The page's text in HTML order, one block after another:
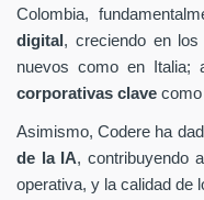
Colombia,
digital , creciendo en
nuevos como en Italia;
corporativas clave como
Asimismo, Codere ha
de la IA, contribuyendo
operativa, y la calidad de